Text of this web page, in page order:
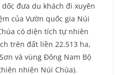
đưa du khách đi xuyên
của Vườn quốc gia Núi
có diện tích tự nhiên
trên đất liền 22.513 ha,
và vùng Đông Nam Bộ
nhiên Núi Chúa).